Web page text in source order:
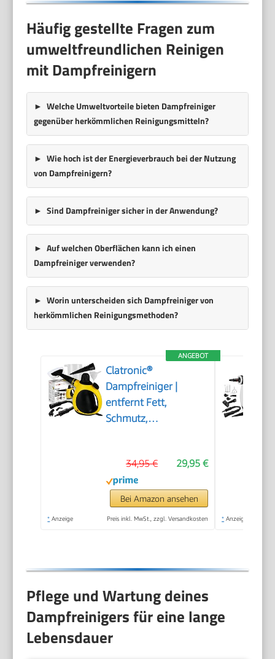
Häufig gestellte Fragen zum
umweltfreundlichen Reinigen
mit Dampfreinigern
Welche Umweltvorteile bieten Dampfreiniger
gegenüber herkömmlichen Reinigungsmitteln?
Wie hoch ist der Energieverbrauch bei der Nutzung
von Dampfreinigern?
Sind Dampfreiniger sicher in der Anwendung?
Auf welchen Oberflächen kann ich einen
Dampfreiniger verwenden?
Worin unterscheiden sich Dampfreiniger von
herkömmlichen Reinigungsmethoden?
ANGEBOT
Clatronic®
Dampfreiniger |
entfernt Fett,
Schmutz,
Polster | chemiefrei |
Steam Cleaner | 360°
Dampfdüse |
Handgerät mit 5 m
29,95 €
34,95 €
Bei Amazon ansehen
* Anzeige Preis inkl. MwSt., zzgl. Versandkosten * Anzeige
Pflege und Wartung deines
Dampfreinigers für eine lange
Lebensdauer